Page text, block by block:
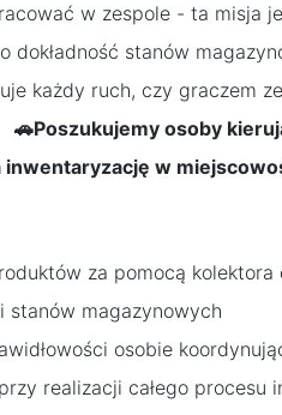
w zespole - ta misja
dokładność stanów
każdy ruch, czy graczem
🚗Poszukujemy osoby
inwentaryzację w
za pomocą kolektora
stanów magazynowych
osobie
realizacji całego procesu